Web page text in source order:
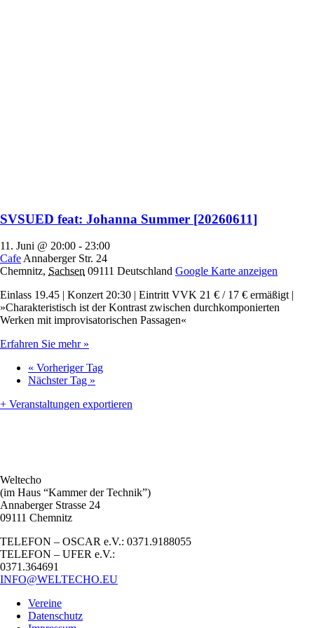
SVSUED feat: Johanna Summer [20260611]
11. Juni @ 20:00 - 23:00
Cafe Annaberger Str. 24
Chemnitz, Sachsen 09111 Deutschland Google Karte anzeigen
Einlass 19.45 | Konzert 20:30 | Eintritt VVK 21 € / 17 € ermäßigt |
»Charakteristisch ist der Kontrast zwischen durchkomponierten
Werken mit improvisatorischen Passagen«
Erfahren Sie mehr »
« Vorheriger Tag
Nächster Tag »
+ Veranstaltungen exportieren
Weltecho
(im Haus “Kammer der Technik”)
Annaberger Strasse 24
09111 Chemnitz
TELEFON – OSCAR e.V.: 0371.9188055
TELEFON – UFER e.V.:
0371.364691
INFO@WELTECHO.EU
Vereine
Datenschutz